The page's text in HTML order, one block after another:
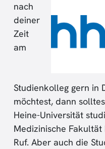
nach
deiner
Zeit
am
Studienkolleg gern in
möchtest, dann
Heine-Universität
Medizinische
Ruf. Aber auch die